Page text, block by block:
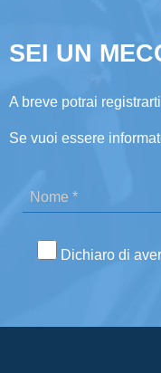
SEI UN
A breve potrai
Se vuoi essere
Dichiaro di